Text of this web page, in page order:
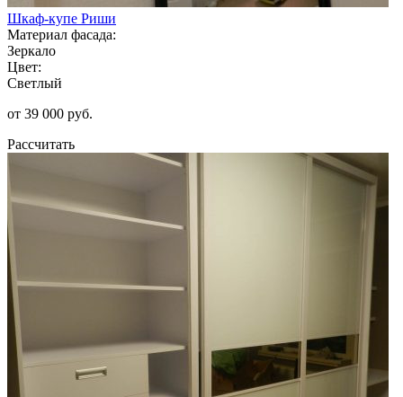
Шкаф-купе Риши
Материал фасада:
Зеркало
Цвет:
Светлый
от 39 000 руб.
Рассчитать